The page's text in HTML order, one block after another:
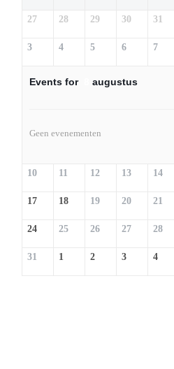
27 28 29 30 31
3 4 5 6 7
Events for augustus
Geen evenementen
10 11 12 13 14
17 18 19 20 21
24 25 26 27 28
31 1 2 3 4